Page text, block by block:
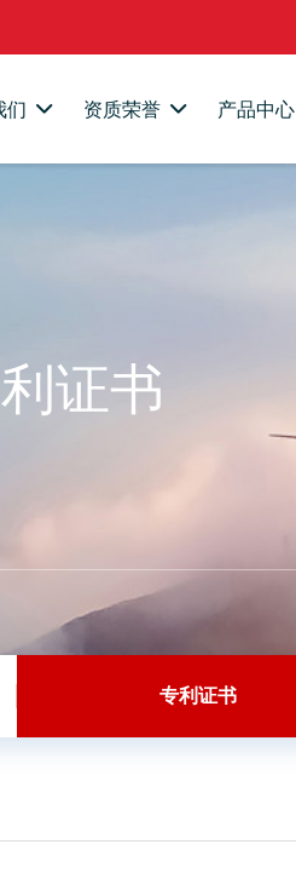
们 资质荣誉 产品中心
证书
专利证书